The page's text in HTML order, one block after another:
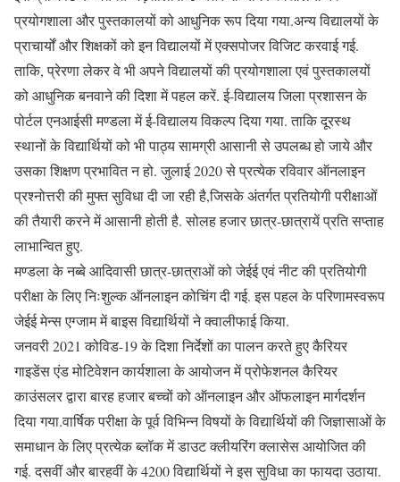
प्रयोगशाला और पुस्तकालयों को आधुनिक रूप दिया गया.अन्य विद्यालयों के
प्राचार्यों और शिक्षकों को इन विद्यालयों में एक्सपोजर विजिट करवाई गई.
ताकि, प्रेरणा लेकर वे भी अपने विद्यालयों की प्रयोगशाला एवं पुस्तकालयों
को आधुनिक बनवाने की दिशा में पहल करें. ई-विद्यालय जिला प्रशासन के
पोर्टल एनआईसी मण्डला में ई-विद्यालय विकल्प दिया गया. ताकि दूरस्थ
स्थानों के विद्यार्थियों को भी पाठ्य सामग्री आसानी से उपलब्ध हो जाये और
उसका शिक्षण प्रभावित न हो. जुलाई 2020 से प्रत्येक रविवार ऑनलाइन
प्रश्नोत्तरी की मुफ्त सुविधा दी जा रही है,जिसके अंतर्गत प्रतियोगी परीक्षाओं
की तैयारी करने में आसानी होती है. सोलह हजार छात्र-छात्रायें प्रति सप्ताह
लाभान्वित हुए.
मण्डला के नब्बे आदिवासी छात्र-छात्राओं को जेईई एवं नीट की प्रतियोगी
परीक्षा के लिए निःशुल्क ऑनलाइन कोचिंग दी गई. इस पहल के परिणामस्वरूप
जेईई मेन्स एग्जाम में बाइस विद्यार्थियों ने क्वालीफाई किया.
जनवरी 2021 कोविड-19 के दिशा निर्देशों का पालन करते हुए कैरियर
गाइडेंस एंड मोटिवेशन कार्यशाला के आयोजन में प्रोफेशनल कैरियर
काउंसलर द्वारा बारह हजार बच्चों को ऑनलाइन और ऑफलाइन मार्गदर्शन
दिया गया.वार्षिक परीक्षा के पूर्व विभिन्न विषयों के विद्यार्थियों की जिज्ञासाओं के
समाधान के लिए प्रत्येक ब्लॉक में डाउट क्लीयरिंग क्लासेस आयोजित की
गई. दसवीं और बारहवीं के 4200 विद्यार्थियों ने इस सुविधा का फायदा उठाया.